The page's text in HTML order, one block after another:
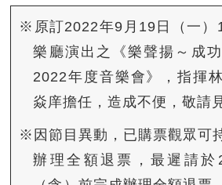
※原訂2022年9月19日（一）
樂廳演出之《樂聲揚～成
2022年度音樂會》，指揮
焱庠擔任，造成不便，敬請
※因節目異動，已購票觀眾可
辦理全額退票，最遲請於